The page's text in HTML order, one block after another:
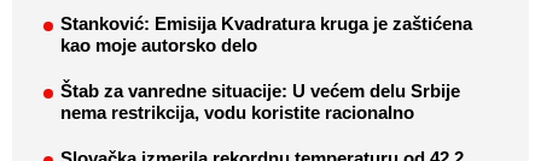
Stanković: Emisija Kvadratura kruga je zaštićena
kao moje autorsko delo
Štab za vanredne situacije: U većem delu Srbije
nema restrikcija, vodu koristite racionalno